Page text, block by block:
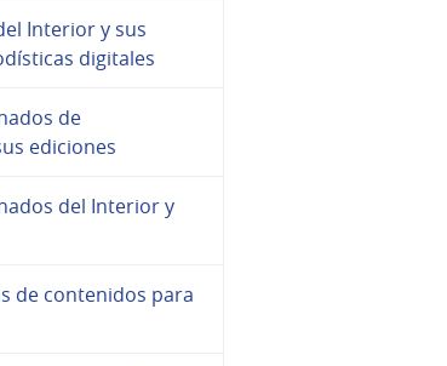
Interior y sus
digitales
de
ediciones
del Interior y
de contenidos para